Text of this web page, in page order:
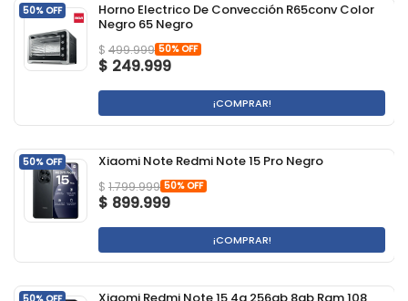
50% OFF
Horno Electrico De Convección R65conv Color
Negro 65 Negro
$ 499.999 50% OFF
$ 249.999
¡COMPRAR!
50% OFF Xiaomi Note Redmi Note 15 Pro Negro
$ 1.799.999 50% OFF
$ 899.999
¡COMPRAR!